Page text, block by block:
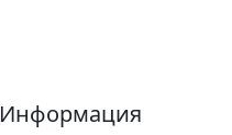
Информация